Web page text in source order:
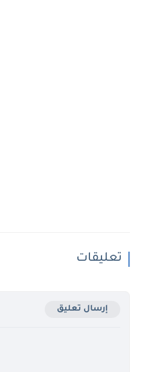
تعليقات
إرسال تعليق